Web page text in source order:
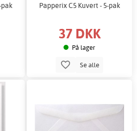
pak Papperix C5 Kuvert - 5-pak
37 DKK
På lager
Se alle